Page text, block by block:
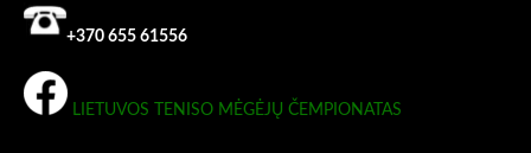
+370 655 61556
LIETUVOS TENISO MĖGĖJŲ ČEMPIONATAS